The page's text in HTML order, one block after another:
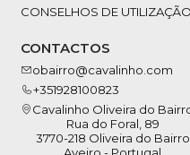
CONSELHOS DE UTILIZAÇÃO
CONTACTOS
obairro@cavalinho.com
+351928100823
Cavalinho Oliveira do
Rua do Foral, 89
3770-218 Oliveira do Bairro